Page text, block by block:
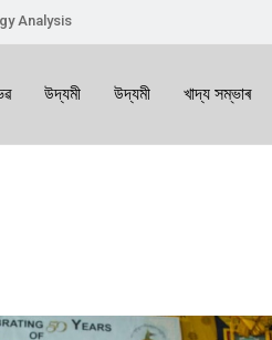
Analysis
উদ্যমী উদ্যমী খাদ্য সম্ভাৰ